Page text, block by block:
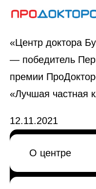
О центре
«Центр доктора
— победитель
премии
«Лучшая частная
12.11.2021